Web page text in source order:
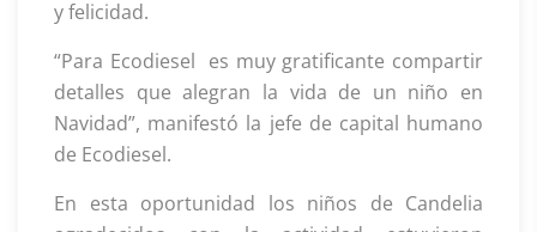
y felicidad.
“Para Ecodiesel es muy gratificante compartir
detalles que alegran la vida de un niño en
Navidad”, manifestó la jefe de capital humano
de Ecodiesel.
En esta oportunidad los niños de Candelia